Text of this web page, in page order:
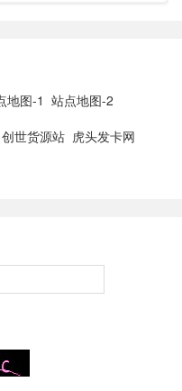
地图-1 站点地图-2
创世货源站 虎头发卡网